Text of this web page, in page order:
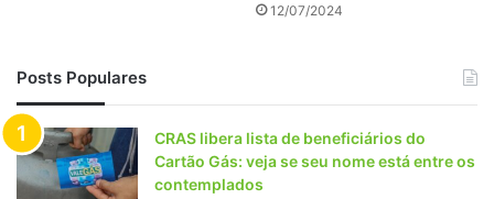
12/07/2024
Posts Populares
CRAS libera lista de beneficiários do
Cartão Gás: veja se seu nome está entre os
contemplados